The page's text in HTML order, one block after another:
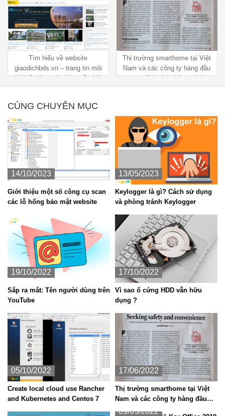
Tìm hiểu về website
giaodichbds.vn – trang tin môi
giới bất động sản hàng đầu hiện
nay
Thị trường smarthome tại Việt
Nam và các công ty hàng đầu
trong lĩnh nhà thông minh
CÙNG CHUYÊN MỤC
14/10/2023
Giới thiệu một số công cụ scan
các lỗ hổng bảo mật website
13/05/2023
Keylogger là gì? Cách sử dụng
và phòng tránh Keylogger
19/10/2022
Sắp ra mắt: Tên người dùng trên
YouTube
17/10/2022
Vì sao ổ cứng HDD vẫn hữu
dụng ?
05/10/2022
Create local cloud use Rancher
and Kubernetes and Centos 7
17/06/2022
Thị trường smarthome tại Việt
Nam và các công ty hàng đầu
09/05/2022